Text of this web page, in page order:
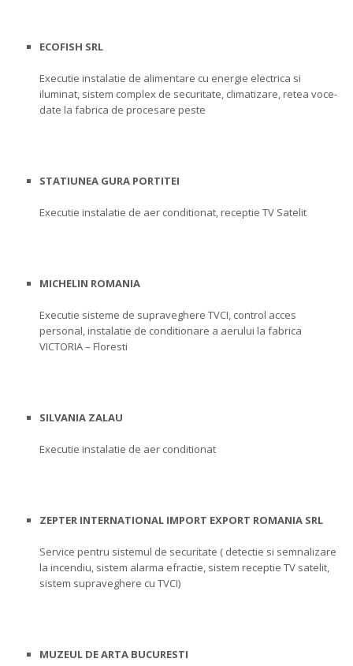
ECOFISH SRL
Executie instalatie de alimentare cu energie electrica si
iluminat, sistem complex de securitate, climatizare, retea voce-
date la fabrica de procesare peste
STATIUNEA GURA PORTITEI
Executie instalatie de aer conditionat, receptie TV Satelit
MICHELIN ROMANIA
Executie sisteme de supraveghere TVCI, control acces
personal, instalatie de conditionare a aerului la fabrica
VICTORIA – Floresti
SILVANIA ZALAU
Executie instalatie de aer conditionat
ZEPTER INTERNATIONAL IMPORT EXPORT ROMANIA SRL
Service pentru sistemul de securitate ( detectie si semnalizare
la incendiu, sistem alarma efractie, sistem receptie TV satelit,
sistem supraveghere cu TVCI)
MUZEUL DE ARTA BUCURESTI